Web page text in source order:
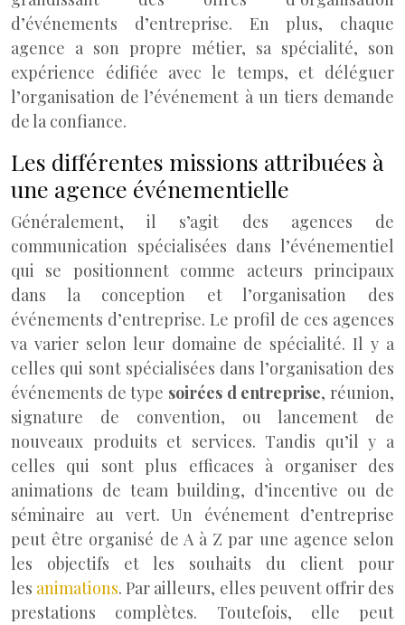
d’événements d’entreprise. En plus, chaque
agence a son propre métier, sa spécialité, son
expérience édifiée avec le temps, et déléguer
l’organisation de l’événement à un tiers demande
de la confiance.
Les différentes missions attribuées à
une agence événementielle
Généralement, il s’agit des agences de
communication spécialisées dans l’événementiel
qui se positionnent comme acteurs principaux
dans la conception et l’organisation des
événements d’entreprise. Le profil de ces agences
va varier selon leur domaine de spécialité. Il y a
celles qui sont spécialisées dans l’organisation des
événements de type soirées d entreprise, réunion,
signature de convention, ou lancement de
nouveaux produits et services. Tandis qu’il y a
celles qui sont plus efficaces à organiser des
animations de team building, d’incentive ou de
séminaire au vert. Un événement d’entreprise
peut être organisé de A à Z par une agence selon
les objectifs et les souhaits du client pour
les animations. Par ailleurs, elles peuvent offrir des
prestations complètes. Toutefois, elle peut